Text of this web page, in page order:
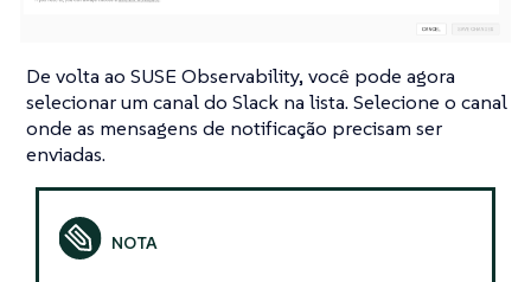
De volta ao SUSE Observability, você pode agora
selecionar um canal do Slack na lista. Selecione o canal
onde as mensagens de notificação precisam ser
enviadas.